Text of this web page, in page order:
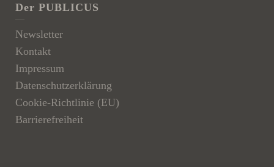
Der PUBLICUS
Newsletter
Kontakt
Impressum
Datenschutzerklärung
Cookie-Richtlinie (EU)
Barrierefreiheit